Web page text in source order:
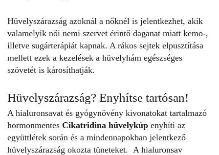
Hüvelyszárazság azoknál a nőknél is jelentkezhet, akik
valamelyik női nemi szervet érintő daganat miatt kemo-,
illetve sugárterápiát kapnak. A rákos sejtek elpusztítása
mellett ezek a kezelések a hüvelyhám egészséges
szövetét is károsíthatják.
Hüvelyszárazság? Enyhítse tartósan!
A hialuronsavat és gyógynövény kivonatokat tartalmazó
hormonmentes Cikatridina hüvelykúp enyhíti az
együttlétek során és a mindennapokban jelentkező
hüvelyszárazság okozta tüneteket. A hialuronsav